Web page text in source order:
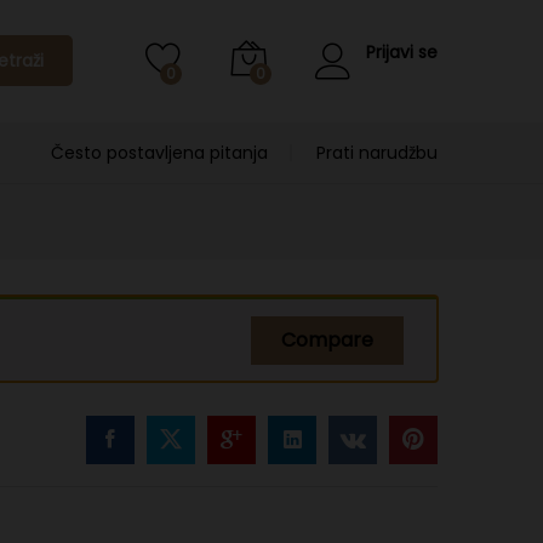
0 0
Prijavi se
Često postavljena pitanja Prati narudžbu
Compare